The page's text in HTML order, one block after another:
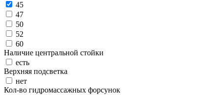
45
47
50
52
60
Наличие центральной стойки
есть
Верхняя подсветка
нет
Кол-во гидромассажных форсунок